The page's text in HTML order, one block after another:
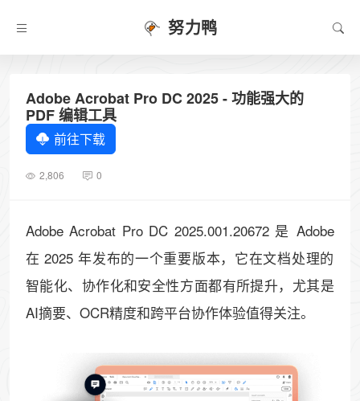
努力鸭
Adobe Acrobat Pro DC 2025 - 功能强大的
PDF 编辑工具
前往下载
2,806 0
Adobe Acrobat Pro DC 2025.001.20672 是 Adobe
在 2025 年发布的一个重要版本，它在文档处理的​​
智能化、协作化和安全性​​方面都有所提升，尤其是​​
AI摘要、OCR精度和跨平台协作​​体验值得关注。